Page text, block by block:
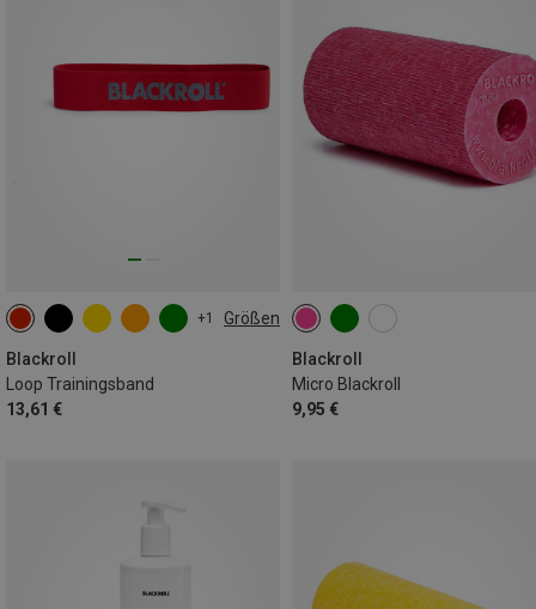
+1 Größen
Blackroll
Loop Trainingsband
13,61 €
ONE SIZE
Blackroll
Micro Blackroll
9,95 €